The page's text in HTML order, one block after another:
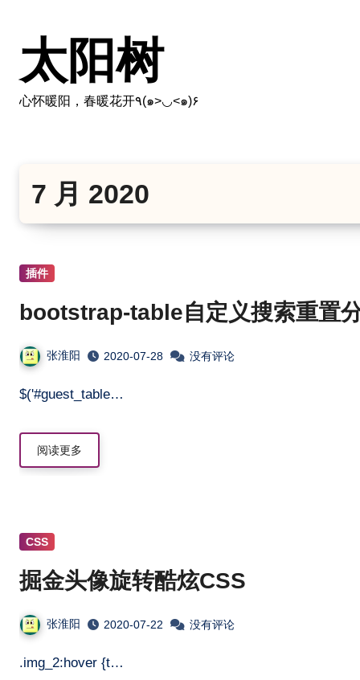
太阳树
心怀暖阳，春暖花开٩(๑>◡<๑)۶
7 月 2020
插件
bootstrap-table自定义搜索重置
张淮阳 2020-07-28 没有评论
$('#guest_table…
阅读更多
CSS
掘金头像旋转酷炫CSS
张淮阳 2020-07-22 没有评论
.img_2:hover {t…